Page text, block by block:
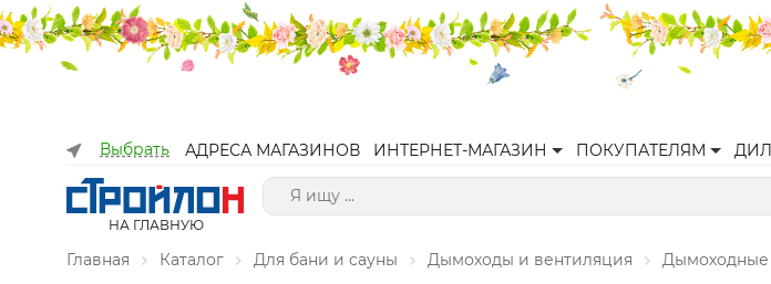
Выбрать АДРЕСА МАГАЗИНОВ ИНТЕРНЕТ-МАГАЗИН ПОКУПАТЕЛЯМ
НА ГЛАВНУЮ
Главная Каталог Для бани и сауны Дымоходы и вентиляция Дымоходные